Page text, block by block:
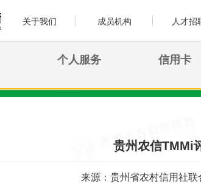
关于我们 成员机构 人才招
个人服务 信用卡
贵州农信TMMi
来源：贵州省农村信用社联